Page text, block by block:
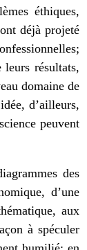
éthiques,
déjà projeté
leurs résultats,
domaine de
d’ailleurs,
peuvent
des
d’une
aux
à spéculer